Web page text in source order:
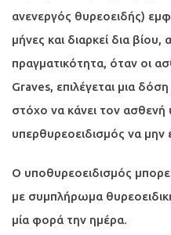
ανενεργός θυρεοειδής)
μήνες και διαρκεί δια
πραγματικότητα, όταν οι
Graves, επιλέγεται μια
στόχο να κάνει τον
υπερθυρεοειδισμός να μην
Ο υποθυρεοειδισμός
με συμπλήρωμα
μία φορά την ημέρα.